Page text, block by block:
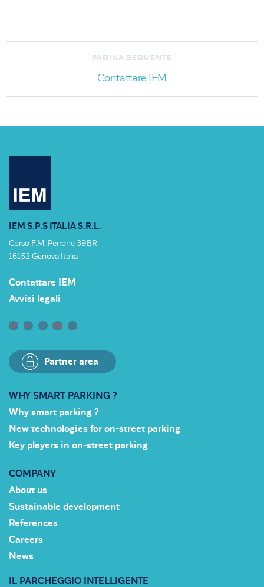
Contattare IEM
IEM S.P.S ITALIA S.R.L.
Corso F.M. Perrone 39BR
16152 Genova Italia
Contattare IEM
Avvisi legali
Partner area
WHY SMART PARKING ?
Why smart parking ?
New technologies for on-street parking
Key players in on-street parking
COMPANY
About us
Sustainable development
References
Careers
News
IL PARCHEGGIO INTELLIGENTE